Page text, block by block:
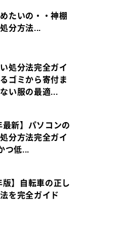
たいの・・神棚
分方法...
処分法完全ガイ
ゴミから寄付ま
い服の最適...
最新】パソコンの
分方法完全ガイ
つ低...
版】自転車の正し
を完全ガイド